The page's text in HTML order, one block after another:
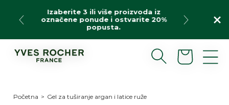
sadržaj
Izaberite 3 ili više proizvoda iz
označene ponude i ostvarite 20%
popusta.
Početna > Gel za tuširanje argan i latice ruže